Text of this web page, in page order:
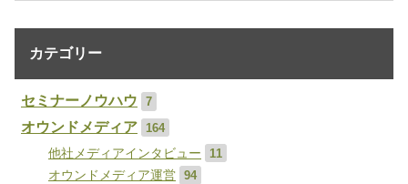
カテゴリー
セミナーノウハウ 7
オウンドメディア
164
他社メディアインタビュー
11
オウンドメディア運営
94